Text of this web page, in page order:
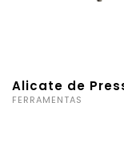
Alicate de
FERRAMENTAS